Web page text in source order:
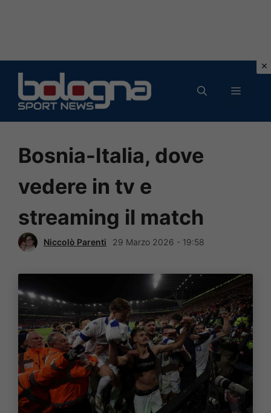
contenuto
MENU
Bosnia-Italia, dove
vedere in tv e
streaming il match
Niccolò Parenti 29 Marzo 2026 - 19:58